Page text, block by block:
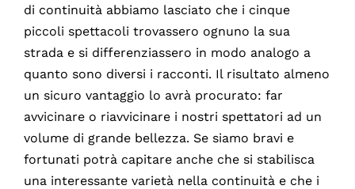
di continuità abbiamo lasciato che i cinque
piccoli spettacoli trovassero ognuno la sua
strada e si differenziassero in modo analogo a
quanto sono diversi i racconti. Il risultato almeno
un sicuro vantaggio lo avrà procurato: far
avvicinare o riavvicinare i nostri spettatori ad un
volume di grande bellezza. Se siamo bravi e
fortunati potrà capitare anche che si stabilisca
una interessante varietà nella continuità e che i